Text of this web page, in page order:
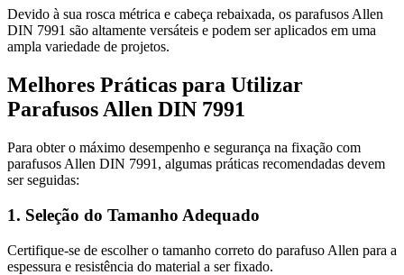
Devido à sua rosca métrica e cabeça rebaixada, os parafusos Allen
DIN 7991 são altamente versáteis e podem ser aplicados em uma
ampla variedade de projetos.
Melhores Práticas para Utilizar
Parafusos Allen DIN 7991
Para obter o máximo desempenho e segurança na fixação com
parafusos Allen DIN 7991, algumas práticas recomendadas devem
ser seguidas:
1. Seleção do Tamanho Adequado
Certifique-se de escolher o tamanho correto do parafuso Allen para a
espessura e resistência do material a ser fixado.